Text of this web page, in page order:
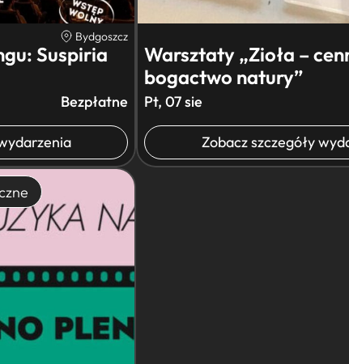
Bydgoszcz
Suspiria
Bezpłatne
Warsztaty „Zioła –
bogactwo natury”
Pt, 07 sie
Zobacz szczegóły